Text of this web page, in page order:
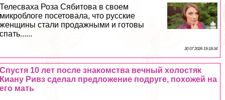
Телесваха Роза Сябитова в своем
микроблоге посетовала, что русские
женщины стали продажными и готовы
спать......
30 07 2026 19:18:34
Спустя 10 лет после знакомства вечный холостяк
Киану Ривз сделал предложение подруге, похожей на
его мать